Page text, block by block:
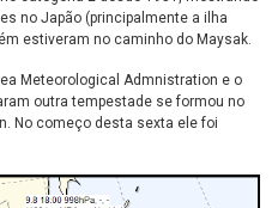
no Japão (principalmente a ilha
estiveram no caminho do Maysak.
Meteorological Admnistration e o
outra tempestade se formou no
No começo desta sexta ele foi